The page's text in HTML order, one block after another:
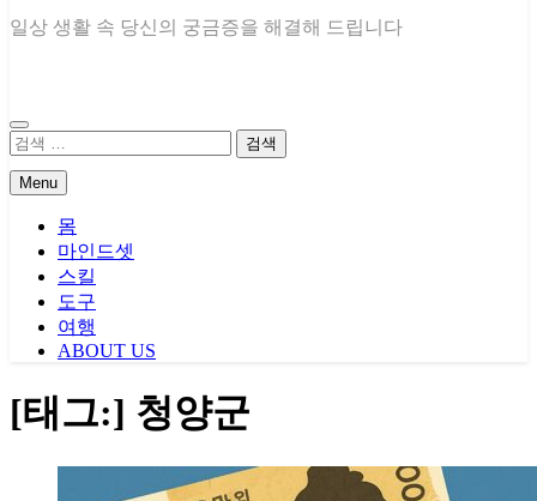
일상 생활 속 당신의 궁금증을 해결해 드립니다
검
Menu
몸
마인드셋
스킬
도구
여행
ABOUT US
[태그:] 청양군